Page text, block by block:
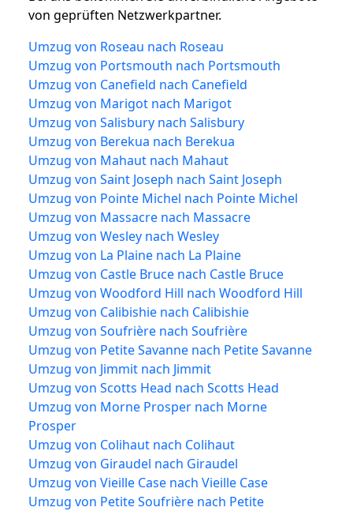
von geprüften Netzwerkpartner.
Umzug von Roseau nach Roseau
Umzug von Portsmouth nach Portsmouth
Umzug von Canefield nach Canefield
Umzug von Marigot nach Marigot
Umzug von Salisbury nach Salisbury
Umzug von Berekua nach Berekua
Umzug von Mahaut nach Mahaut
Umzug von Saint Joseph nach Saint Joseph
Umzug von Pointe Michel nach Pointe Michel
Umzug von Massacre nach Massacre
Umzug von Wesley nach Wesley
Umzug von La Plaine nach La Plaine
Umzug von Castle Bruce nach Castle Bruce
Umzug von Woodford Hill nach Woodford Hill
Umzug von Calibishie nach Calibishie
Umzug von Soufrière nach Soufrière
Umzug von Petite Savanne nach Petite Savanne
Umzug von Jimmit nach Jimmit
Umzug von Scotts Head nach Scotts Head
Umzug von Morne Prosper nach Morne
Prosper
Umzug von Colihaut nach Colihaut
Umzug von Giraudel nach Giraudel
Umzug von Vieille Case nach Vieille Case
Umzug von Petite Soufrière nach Petite